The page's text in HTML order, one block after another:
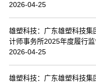
2026-04-25
雄塑科技：广东雄塑科技
计师事务所2025年度履行
2026-04-25
雄塑科技：广东雄塑科技集